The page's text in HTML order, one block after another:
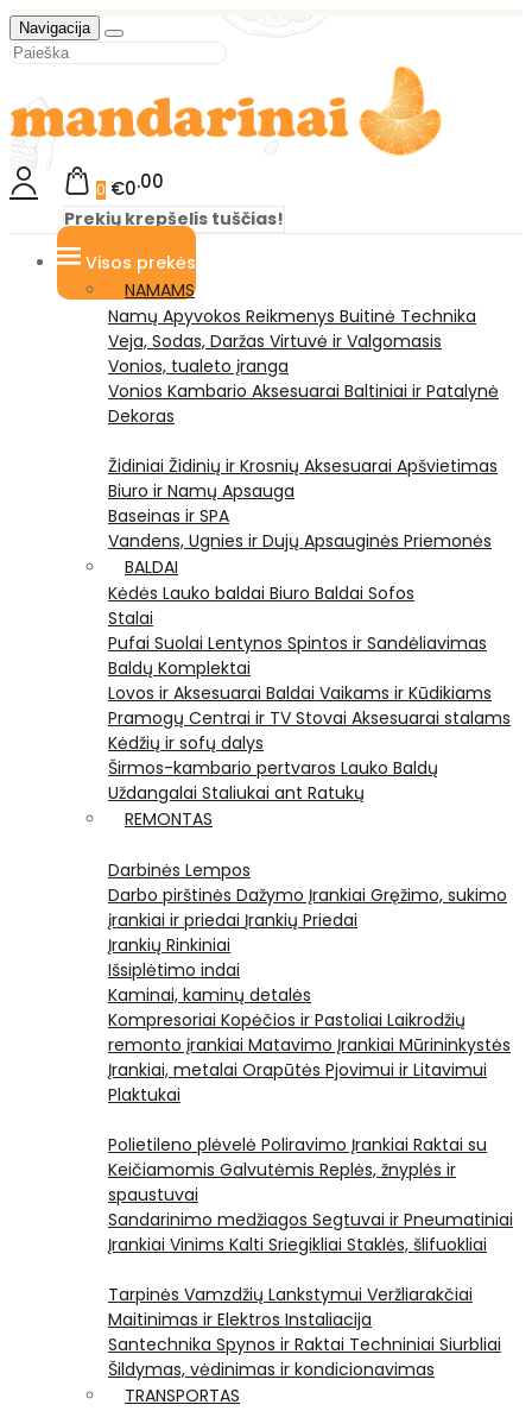
Navigacija
0 €0 00
Prekių krepšelis tuščias!
Visos prekės
NAMAMS
Namų Apyvokos Reikmenys Buitinė Technika
Veja, Sodas, Daržas Virtuvė ir Valgomasis
Vonios, tualeto įranga
Vonios Kambario Aksesuarai Baltiniai ir Patalynė
Dekoras
Židiniai Židinių ir Krosnių Aksesuarai Apšvietimas
Biuro ir Namų Apsauga
Baseinas ir SPA
Vandens, Ugnies ir Dujų Apsauginės Priemonės
BALDAI
Kėdės Lauko baldai Biuro Baldai Sofos
Stalai
Pufai Suolai Lentynos Spintos ir Sandėliavimas
Baldų Komplektai
Lovos ir Aksesuarai Baldai Vaikams ir Kūdikiams
Pramogų Centrai ir TV Stovai Aksesuarai stalams
Kėdžių ir sofų dalys
Širmos-kambario pertvaros Lauko Baldų
Uždangalai Staliukai ant Ratukų
REMONTAS
Darbinės Lempos
Darbo pirštinės Dažymo Įrankiai Gręžimo, sukimo
įrankiai ir priedai Įrankių Priedai
Įrankių Rinkiniai
Išsiplėtimo indai
Kaminai, kaminų detalės
Kompresoriai Kopėčios ir Pastoliai Laikrodžių
remonto įrankiai Matavimo Įrankiai Mūrininkystės
Įrankiai, metalai Orapūtės Pjovimui ir Litavimui
Plaktukai
Polietileno plėvelė Poliravimo Įrankiai Raktai su
Keičiamomis Galvutėmis Replės, žnyplės ir
spaustuvai
Sandarinimo medžiagos Segtuvai ir Pneumatiniai
Įrankiai Vinims Kalti Sriegikliai Staklės, šlifuokliai
Tarpinės Vamzdžių Lankstymui Veržliarakčiai
Maitinimas ir Elektros Instaliacija
Santechnika Spynos ir Raktai Techniniai Siurbliai
Šildymas, vėdinimas ir kondicionavimas
TRANSPORTAS